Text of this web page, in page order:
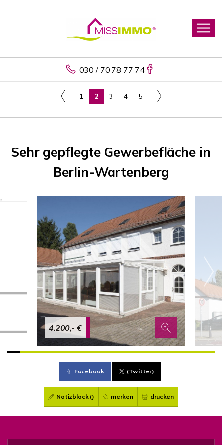
030 / 70 78 77 74
1 2 3 4 5
Sehr gepflegte Gewerbefläche in
Berlin-Wartenberg
4.200,- €
Facebook (Twitter)
Notizblock () merken drucken